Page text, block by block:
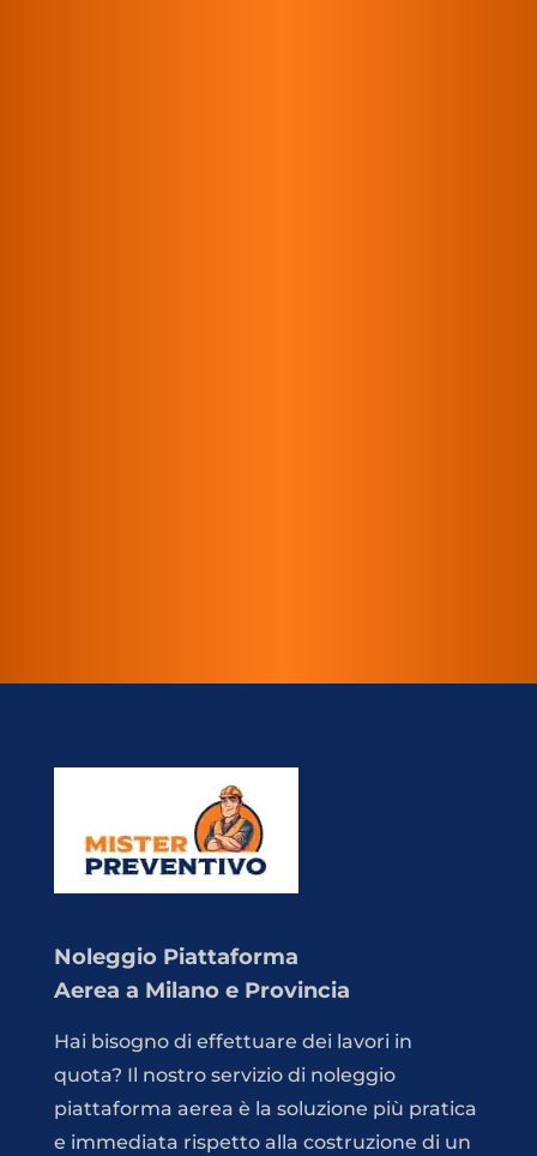
Noleggio Piattaforma
Aerea a Milano e Provincia
Hai bisogno di effettuare dei lavori in
quota? Il nostro servizio di noleggio
piattaforma aerea è la soluzione più pratica
e immediata rispetto alla costruzione di un